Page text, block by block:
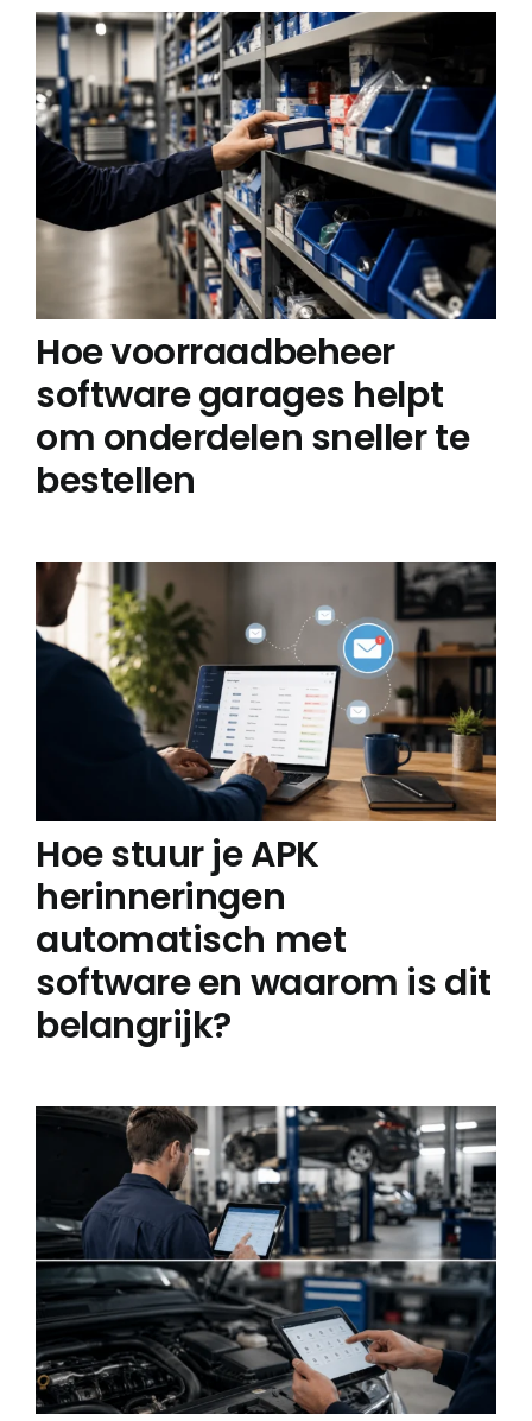
Hoe voorraadbeheer
software garages helpt
om onderdelen sneller te
bestellen
Hoe stuur je APK
herinneringen
automatisch met
software en waarom is dit
belangrijk?